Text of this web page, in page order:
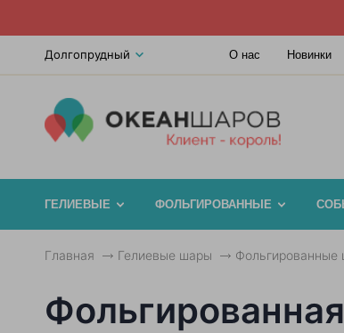
Долгопрудный О нас Новинки
ГЕЛИЕВЫЕ ФОЛЬГИРОВАННЫЕ
Главная Гелиевые шары Фольгированные